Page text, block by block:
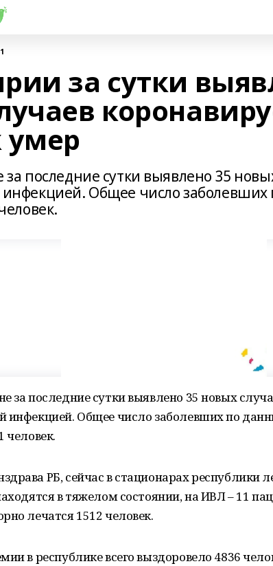
за сутки
умер
за последние сутки выявлено 35
инфекцией. Общее число
за последние сутки выявлено 35 новых
инфекцией. Общее число заболевших по
человек.
РБ, сейчас в стационарах республики
в тяжелом состоянии, на ИВЛ – 11
лечатся 1512 человек.
в республике всего выздоровело 4836